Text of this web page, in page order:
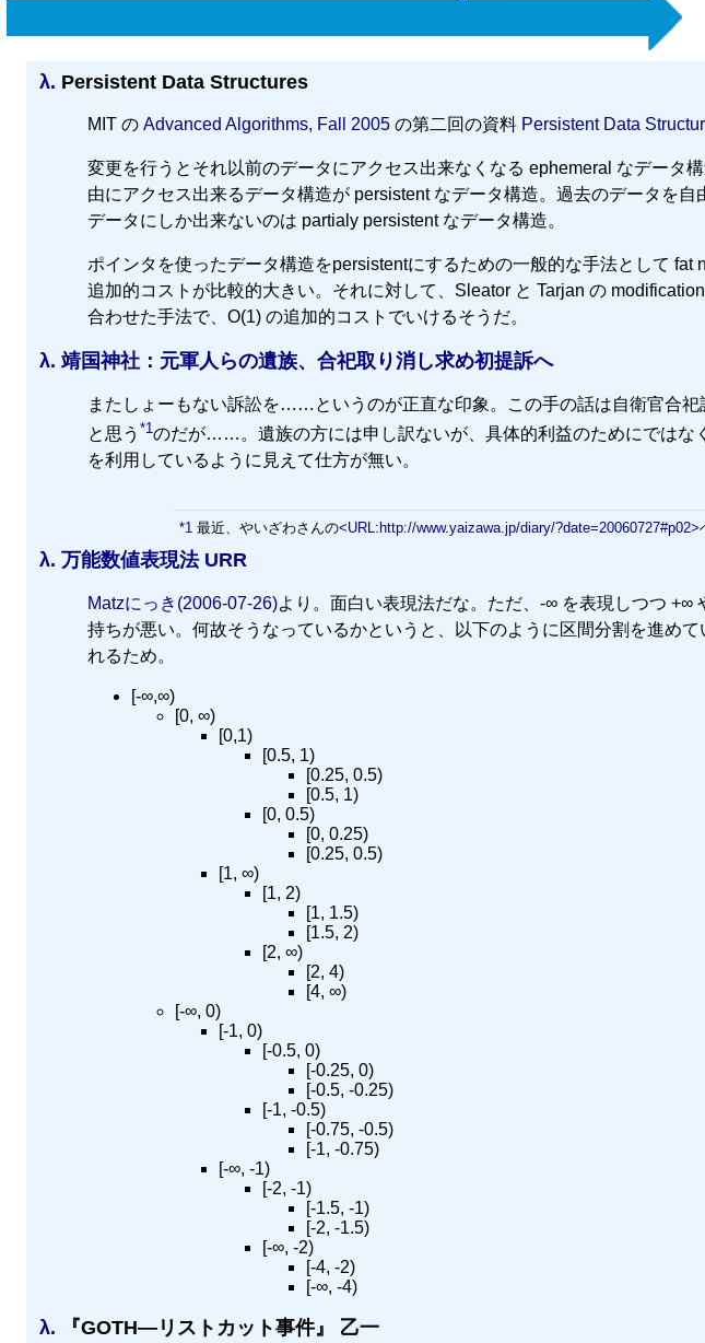
λ. Persistent Data Structures
MIT の Advanced Algorithms, Fall 2005の第二回の資料 Persistent Data
変更を行うとそれ以前のデータにアクセス出来なくなる ephemeral なデータ
由にアクセス出来るデータ構造が persistent なデータ構造。過去のデータを
データにしか出来ないのは partialy persistent なデータ構造。
ポインタを使ったデータ構造をpersistentにするための一般的な手法として fat
追加的コストが比較的大きい。それに対して、Sleator と Tarjan の
合わせた手法で、O(1) の追加的コストでいけるそうだ。
λ. 靖国神社：元軍人らの遺族、合祀取り消し求め初提訴へ
またしょーもない訴訟を……というのが正直な印象。この手の話は自衛官合祀
と思う *1のだが……。遺族の方には申し訳ないが、具体的利益のためにではな
を利用しているように見えて仕方が無い。
*1 最近、やいざわさんの<URL:http://www.yaizawa.jp/diary/?date=20060727#p02>
λ. 万能数値表現法 URR
Matzにっき(2006-07-26)より。面白い表現法だな。ただ、-∞ を表現しつつ +∞
持ちが悪い。何故そうなっているかというと、以下のように区間分割を進め
れるため。
[-∞,∞)
[0, ∞)
[0,1)
[0.5, 1)
[0.25, 0.5)
[0.5, 1)
[0, 0.5)
[0, 0.25)
[0.25, 0.5)
[1, ∞)
[1, 2)
[1, 1.5)
[1.5, 2)
[2, ∞)
[2, 4)
[4, ∞)
[-∞, 0)
[-1, 0)
[-0.5, 0)
[-0.25, 0)
[-0.5, -0.25)
[-1, -0.5)
[-0.75, -0.5)
[-1, -0.75)
[-∞, -1)
[-2, -1)
[-1.5, -1)
[-2, -1.5)
[-∞, -2)
[-4, -2)
[-∞, -4)
λ. 『GOTH—リストカット事件』 乙一